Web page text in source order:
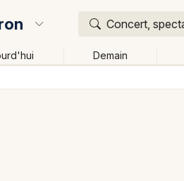
Concert,
Demain